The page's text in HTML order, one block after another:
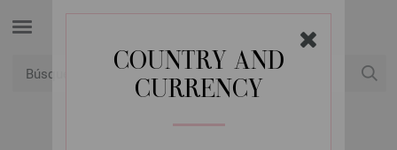
COUNTRY AND
CURRENCY